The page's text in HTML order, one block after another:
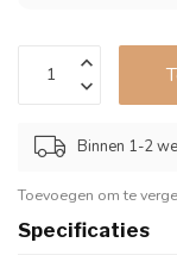
Binnen 1-2
Toevoegen om te
Specificaties